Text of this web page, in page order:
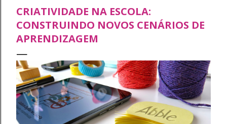
CRIATIVIDADE NA ESCOLA:
CONSTRUINDO NOVOS CENÁRIOS DE
APRENDIZAGEM